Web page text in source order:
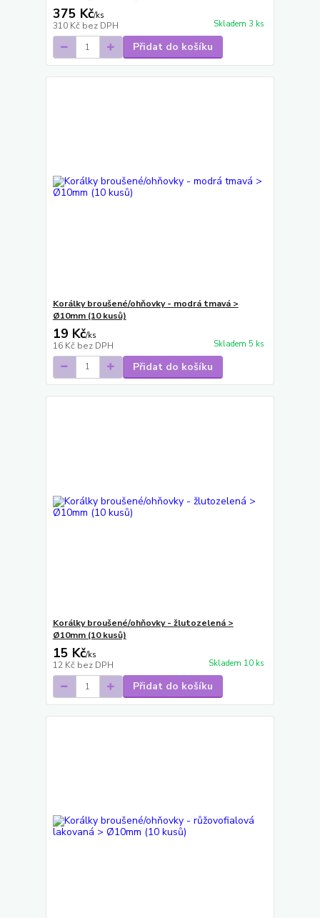
375 Kč/ks
310 Kč bez DPH Skladem 3 ks
Přidat do košíku
Korálky broušené/ohňovky - modrá tmavá >
Ø10mm (10 kusů)
19 Kč/ks
16 Kč bez DPH Skladem 5 ks
Přidat do košíku
Korálky broušené/ohňovky - žlutozelená >
Ø10mm (10 kusů)
15 Kč/ks
12 Kč bez DPH Skladem 10 ks
Přidat do košíku